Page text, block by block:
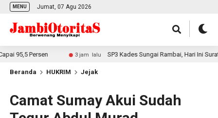
MENU Jumat, 07 Agu 2026
Persen 3 jam lalu SP3 Kades Sungai Rambai, Hari Ini Surat
Beranda HUKRIM Jejak
Camat Sumay Akui Sudah